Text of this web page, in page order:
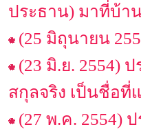
ประธาน) มาที่บ้า
(25 มิถุนายน
(23 มิ.ย. 2554)
สกุลจริง เป็นชื่อที่
(27 พ.ค. 2554)